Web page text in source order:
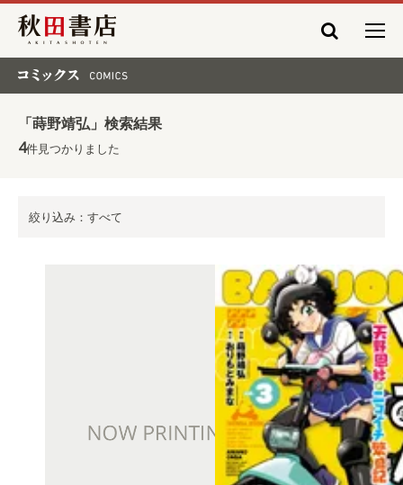
秋田書店
「蒔野靖弘」検索結果
4件見つかりました
絞り込み：すべて